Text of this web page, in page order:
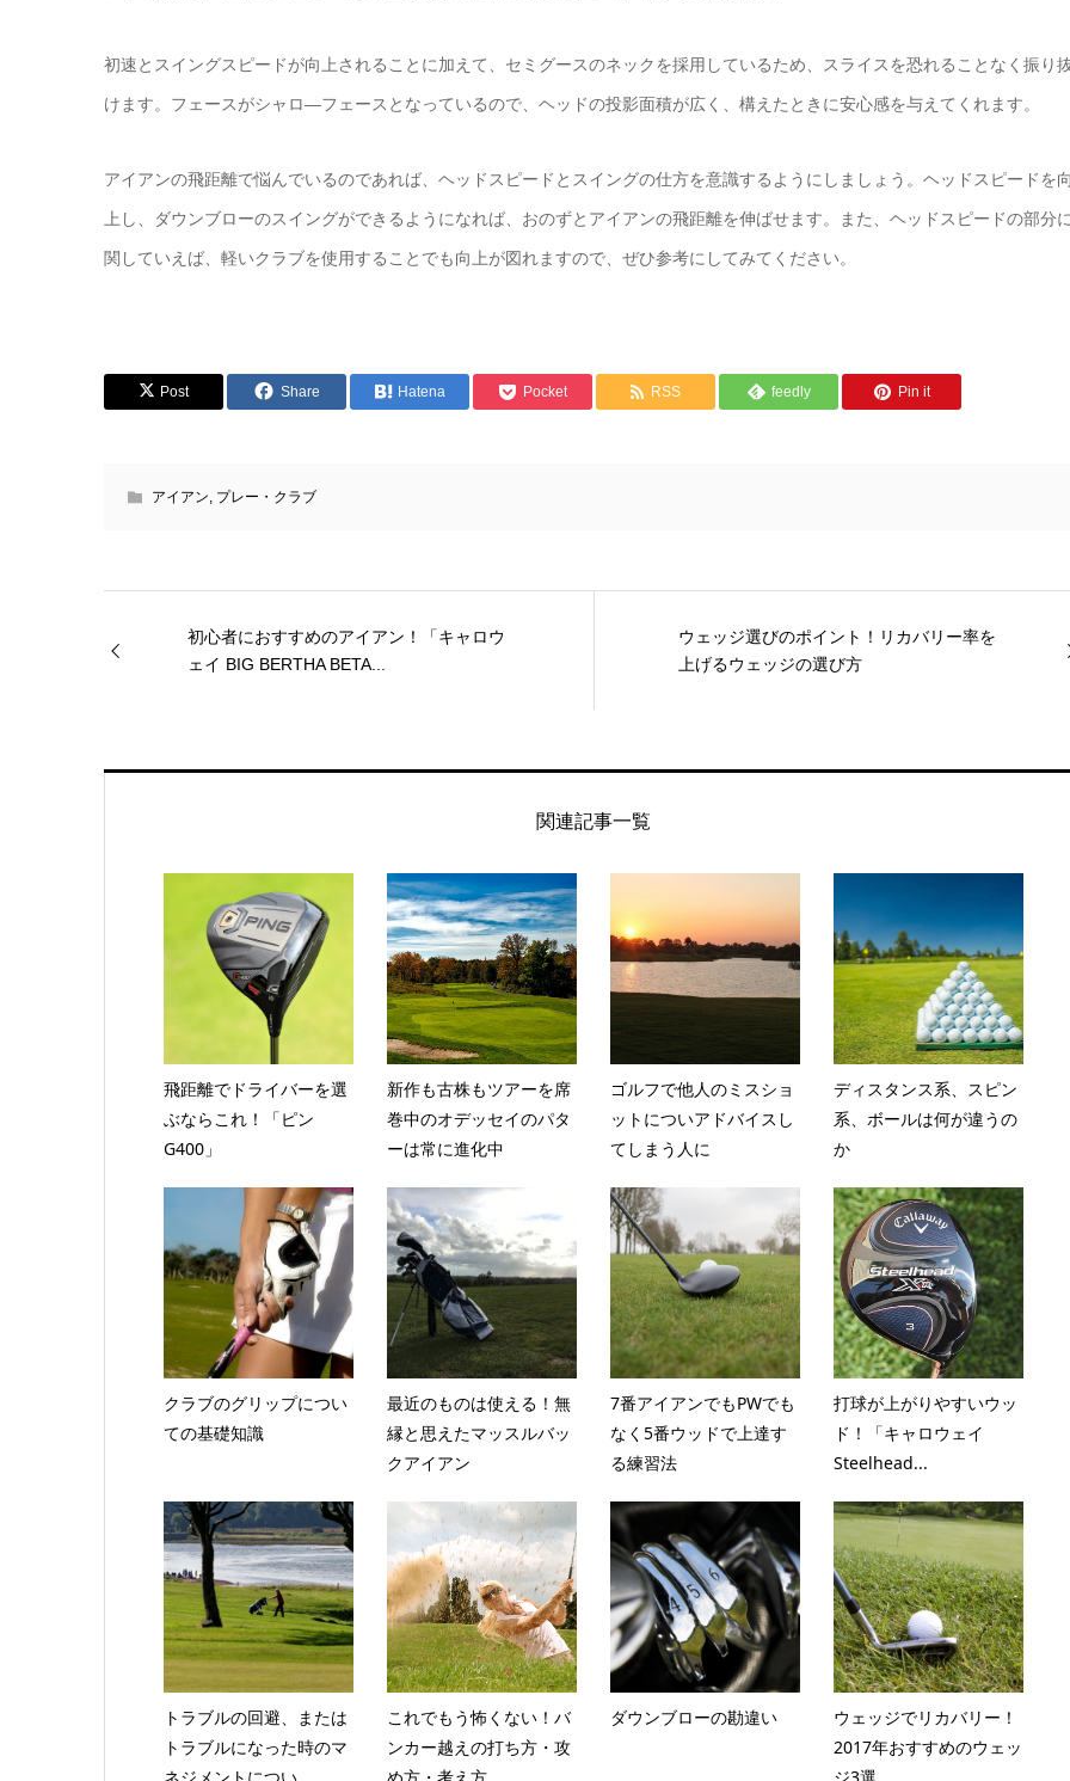
初速とスイングスピードが向上されることに加えて、セミグースのネックを採用しているため、スライスを恐れることなく振り
けます。フェースがシャロ―フェースとなっているので、ヘッドの投影面積が広く、構えたときに安心感を与えてくれます。
アイアンの飛距離で悩んでいるのであれば、ヘッドスピードとスイングの仕方を意識するようにしましょう。ヘッドスピードを
上し、ダウンブローのスイングができるようになれば、おのずとアイアンの飛距離を伸ばせます。また、ヘッドスピードの部分
関していえば、軽いクラブを使用することでも向上が図れますので、ぜひ参考にしてみてください。
Post Share Hatena Pocket RSS feedly Pin it
アイアン, プレー・クラブ
初心者におすすめのアイアン！「キャロウ
ェイ BIG BERTHA BETA...
ウェッジ選びのポイント！リカバリー率を
上げるウェッジの選び方
関連記事一覧
飛距離でドライバーを選
ぶならこれ！「ピン
G400」
新作も古株もツアーを席
巻中のオデッセイのパタ
ーは常に進化中
ゴルフで他人のミスショ
ットについアドバイスし
てしまう人に
ディスタンス系、スピン
系、ボールは何が違うの
か
クラブのグリップについ
ての基礎知識
最近のものは使える！無
縁と思えたマッスルバッ
クアイアン
7番アイアンでもPWでも
なく5番ウッドで上達す
る練習法
打球が上がりやすいウッ
ド！「キャロウェイ
Steelhead...
トラブルの回避、または
トラブルになった時のマ
これでもう怖くない！バ
ンカー越えの打ち方・攻
ダウンブローの勘違い
ウェッジでリカバリー！
2017年おすすめのウェッ